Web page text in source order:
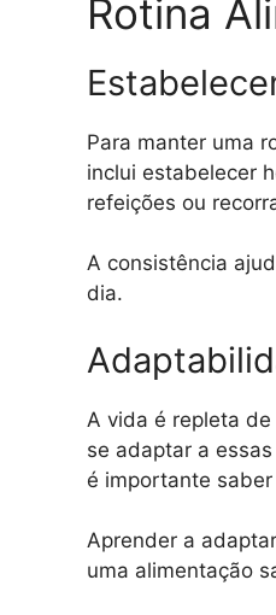
Rotina
Para manter uma
inclui estabelecer
refeições ou
A consistência
dia.
A vida é repleta
se adaptar a
é importante
Aprender a
uma alimentação